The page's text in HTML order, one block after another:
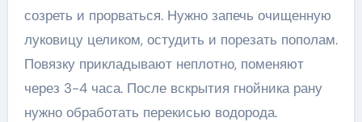
созреть и прорваться. Нужно запечь очищенную
луковицу целиком, остудить и порезать пополам.
Повязку прикладывают неплотно, поменяют
через 3-4 часа. После вскрытия гнойника рану
нужно обработать перекисью водорода.